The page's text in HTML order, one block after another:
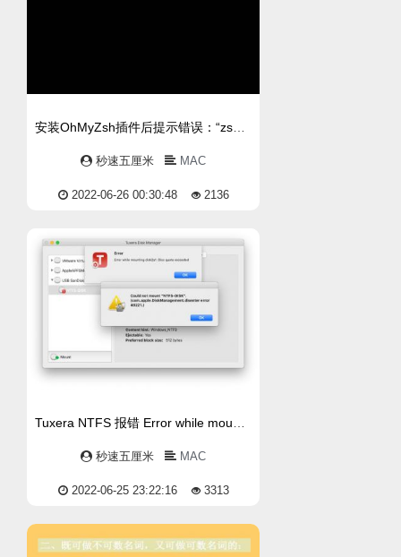
秒速五厘米 MAC
2022-06-26 00:30:48 2136
秒速五厘米 MAC
2022-06-25 23:22:16 3313